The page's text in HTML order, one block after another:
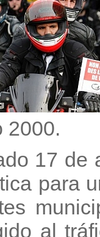
2000.
17 de
para
al